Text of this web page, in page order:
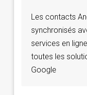
Les contacts
synchronisés
services en
toutes les
Google